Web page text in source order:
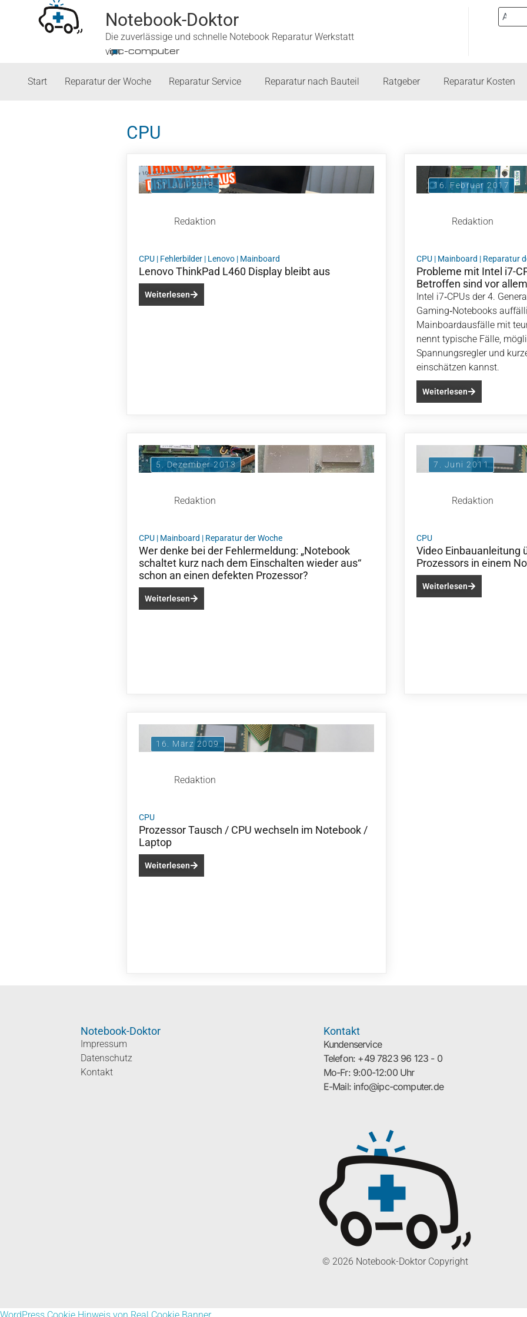
Notebook-Doktor
Die zuverlässige und schnelle Notebook Reparatur Werkstatt
von
■
ipc-computer
Start Reparatur der Woche Reparatur Service Reparatur nach Bauteil Ratgeber Reparatur Kosten
CPU
11. Juli 2018
Redaktion
CPU | Fehlerbilder | Lenovo | Mainboard
Lenovo ThinkPad L460 Display bleibt aus
Weiterlesen
16. Februar 2017
Redaktion
CPU | Mainboard | Reparatur
Probleme mit Intel i7-
Betroffen sind vor
Intel i7‑CPUs der 4.
Gaming‑Notebooks
Mainboardausfälle mit
nennt typische Fälle,
Spannungsregler und
einschätzen kannst.
Weiterlesen
5. Dezember 2013
Redaktion
CPU | Mainboard | Reparatur der Woche
Wer denke bei der Fehlermeldung: „Notebook
schaltet kurz nach dem Einschalten wieder aus“
schon an einen defekten Prozessor?
Weiterlesen
7. Juni 2011
Redaktion
CPU
Video Einbauanleitung
Prozessors in einem
Weiterlesen
16. März 2009
Redaktion
CPU
Prozessor Tausch / CPU wechseln im Notebook /
Laptop
Weiterlesen
Notebook-Doktor
Impressum
Datenschutz
Kontakt
Kontakt
Kundenservice
Telefon: +49 7823 96 123 - 0
Mo-Fr: 9:00-12:00 Uhr
E-Mail: info@ipc-computer.de
© 2026 Notebook-Doktor Copyright